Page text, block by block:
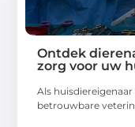
Ontdek
zorg voor uw
Als
betrouwbare